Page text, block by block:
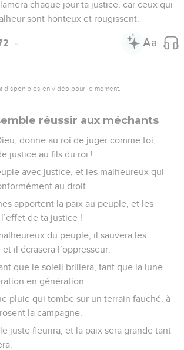
chaque jour ta justice, car ceux qui
sont honteux et rougissent.
disponibles en vidéo pour le moment.
réussir aux méchants
donne au roi de juger comme toi,
justice au fils du roi !
avec justice, et les malheureux qui
au droit.
apportent la paix au peuple, et les
de ta justice !
du peuple, il sauvera les
il écrasera l’oppresseur.
que le soleil brillera, tant que la lune
en génération.
pluie qui tombe sur un terrain fauché, à
la campagne.
juste fleurira, et la paix sera grande tant